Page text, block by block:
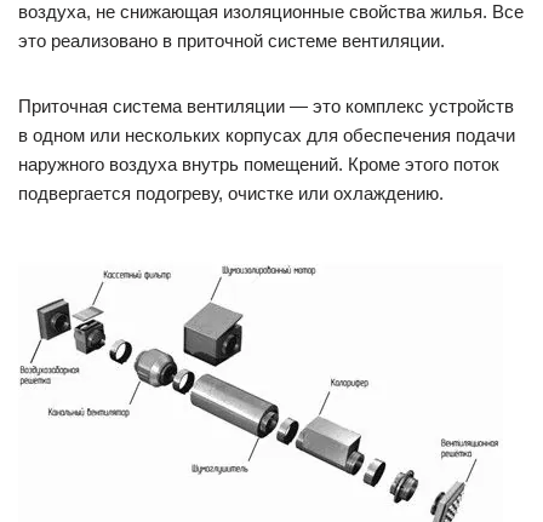
воздуха, не снижающая изоляционные свойства жилья. Все
это реализовано в приточной системе вентиляции.
Приточная система вентиляции — это комплекс устройств
в одном или нескольких корпусах для обеспечения подачи
наружного воздуха внутрь помещений. Кроме этого поток
подвергается подогреву, очистке или охлаждению.